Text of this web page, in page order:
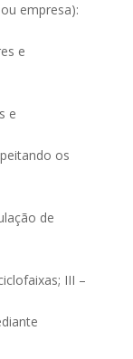
empresa):
e
e
os
de
III –